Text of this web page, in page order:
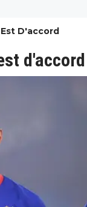
Est D'accord
d'accord